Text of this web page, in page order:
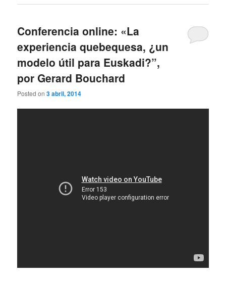
Conferencia online: «La
experiencia quebequesa, ¿un
modelo útil para Euskadi?”,
por Gerard Bouchard
Posted on3 abril, 2014